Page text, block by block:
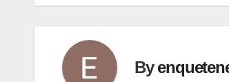
By